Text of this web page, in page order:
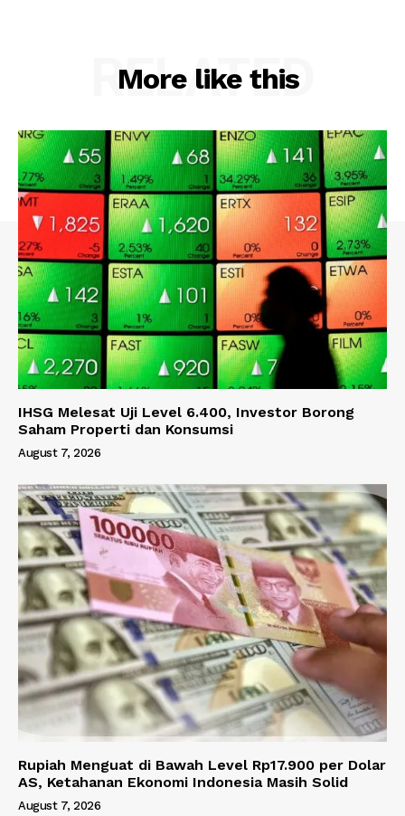
More like this
RELATED
IHSG Melesat Uji Level 6.400, Investor Borong
Saham Properti dan Konsumsi
August 7, 2026
Rupiah Menguat di Bawah Level Rp17.900 per Dolar
AS, Ketahanan Ekonomi Indonesia Masih Solid
August 7, 2026